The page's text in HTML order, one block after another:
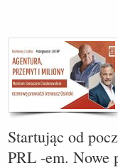
Startując od
PRL -em. Nowe